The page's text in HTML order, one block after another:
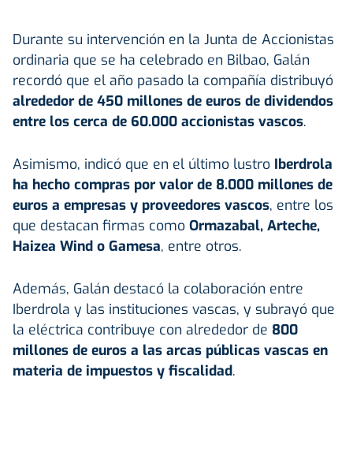
Durante su intervención en la Junta de Accionistas
ordinaria que se ha celebrado en Bilbao, Galán
recordó que el año pasado la compañía distribuyó
alrededor de 450 millones de euros de dividendos
entre los cerca de 60.000 accionistas vascos.
Asimismo, indicó que en el último lustro Iberdrola
ha hecho compras por valor de 8.000 millones de
euros a empresas y proveedores vascos, entre los
que destacan firmas como Ormazabal, Arteche,
Haizea Wind o Gamesa, entre otros.
Además, Galán destacó la colaboración entre
Iberdrola y las instituciones vascas, y subrayó que
la eléctrica contribuye con alrededor de 800
millones de euros a las arcas públicas vascas en
materia de impuestos y fiscalidad.